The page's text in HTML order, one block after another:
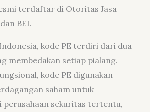
terdaftar di Otoritas Jasa
BEI.
kode PE terdiri dari dua
membedakan setiap pialang.
kode PE digunakan
saham untuk
perusahaan sekuritas tertentu,